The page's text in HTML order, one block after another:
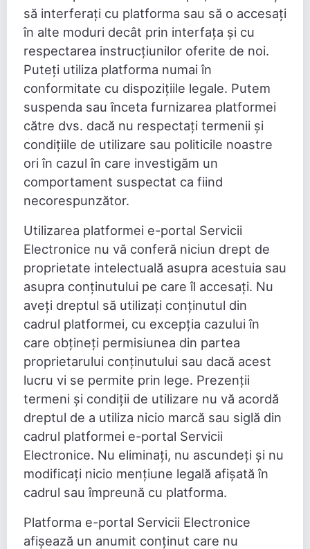
să interferați cu platforma sau să o accesați
în alte moduri decât prin interfața și cu
respectarea instrucțiunilor oferite de noi.
Puteți utiliza platforma numai în
conformitate cu dispozițiile legale. Putem
suspenda sau înceta furnizarea platformei
către dvs. dacă nu respectați termenii și
condițiile de utilizare sau politicile noastre
ori în cazul în care investigăm un
comportament suspectat ca fiind
necorespunzător.
Utilizarea platformei e-portal Servicii
Electronice nu vă conferă niciun drept de
proprietate intelectuală asupra acestuia sau
asupra conținutului pe care îl accesați. Nu
aveți dreptul să utilizați conținutul din
cadrul platformei, cu excepția cazului în
care obțineți permisiunea din partea
proprietarului conținutului sau dacă acest
lucru vi se permite prin lege. Prezenții
termeni și condiții de utilizare nu vă acordă
dreptul de a utiliza nicio marcă sau siglă din
cadrul platformei e-portal Servicii
Electronice. Nu eliminați, nu ascundeți și nu
modificați nicio mențiune legală afișată în
cadrul sau împreună cu platforma.
Platforma e-portal Servicii Electronice
afișează un anumit conținut care nu